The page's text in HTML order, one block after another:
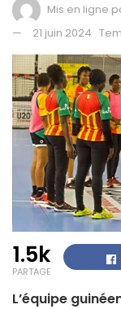
Mis en ligne
21 juin 2024
1.5k
PARTAGE
L’équipe